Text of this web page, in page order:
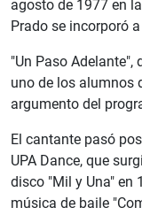
agosto de 1977 en
Prado se incorporó
"Un Paso Adelante",
uno de los alumnos
argumento del
El cantante pasó
UPA Dance, que
disco "Mil y Una" en
música de baile